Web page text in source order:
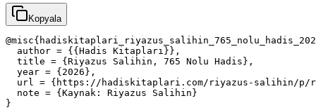
Kopyala
  author = {{Hadis Kitapları}},
  title = {Riyazus Salihin, 765 Nolu Hadis},
  year = {2026},
url = {https://hadiskitaplari.com/riyazus-salihin/
  note = {Kaynak: Riyazus Salihin}
}